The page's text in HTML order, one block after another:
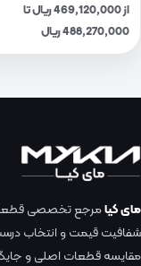
از 469,120,000 ریال تا
488,270,000 ریال
مای کیامرجع تخصصی
شفافیت قیمت و انتخاب
مقایسه قطعات اصلی و